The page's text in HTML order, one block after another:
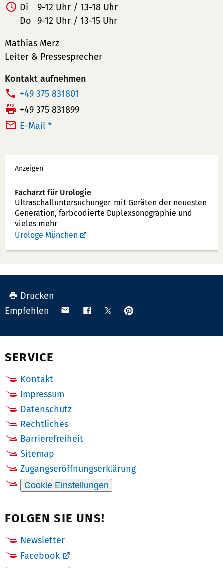
Di
9-12 Uhr / 13-18 Uhr
Do 9-12 Uhr / 13-15 Uhr
Mathias Merz
Leiter & Pressesprecher
Kontakt aufnehmen
T
e
l
n
u
m
m
e
r:
+49 375 831801
F
a
+49 375 831899
E-Mail *
Werbung
Anzeigen
Facharzt für Urologie
Ultraschallunter­suchungen mit Geräten der neuesten
Generation, farbcodierte Duplex­sonographie und
vieles mehr
Urologe München
Drucken
Empfehlen
Teilen Teilen TeilenAnpinnen
SERVICE
Kontakt
Impressum
Datenschutz
Rechtliches
Barrierefreiheit
Sitemap
Zugangseröffnungserklärung
Cookie Einstellungen
FOLGEN SIE UNS!
Newsletter
Facebook